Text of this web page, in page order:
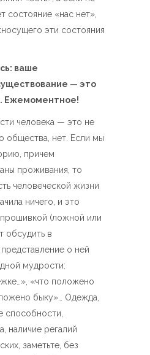
состояние «нас нет»,
эти состояния
ваше
— это
Ежемоментное!
человека — это не
общества, нет. Если мы
причем
проживания, то
человеческой жизни
ничего, и это
(ложной или
обсудить в
о ней
мудрости:
«что положено
быку»… Одежда,
способности,
наличие регалий
заметьте, без